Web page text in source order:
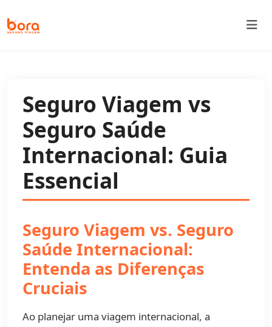
Bora Seguro Viagem
Seguro Viagem vs
Seguro Saúde
Internacional: Guia
Essencial
Seguro Viagem vs. Seguro
Saúde Internacional:
Entenda as Diferenças
Cruciais
Ao planejar uma viagem internacional, a